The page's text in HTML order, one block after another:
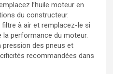
l’huile moteur en
du constructeur.
filtre à air et remplacez-le si
la performance du moteur.
pression des pneus et
recommandées dans